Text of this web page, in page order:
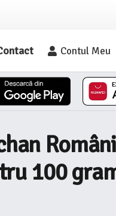
Contul Meu
100